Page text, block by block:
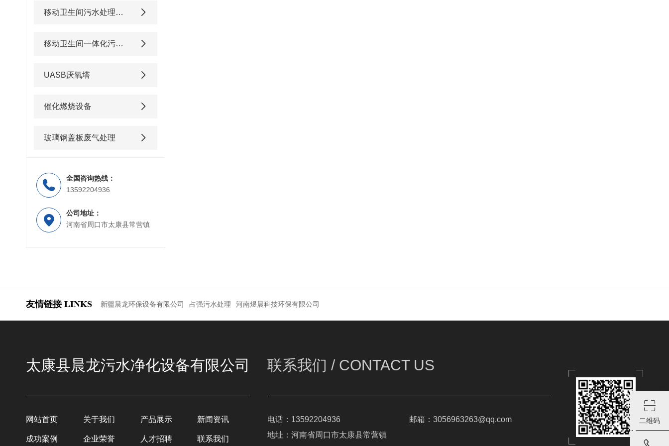
移动卫生间污水处理设备
移动卫生间一体化污水处理设备
UASB厌氧塔
催化燃烧设备
玻璃钢盖板废气处理
全国咨询热线：
13592204936
公司地址：
河南省周口市太康县常营镇
友情链接 LINKS 新疆晨龙环保设备有限公司 占强污水处理 河南煜晨科技环保有限公司
太康县晨龙污水净化设备有限公司
网站首页 关于我们 产品展示 新闻资讯
成功案例 企业荣誉 人才招聘 联系我们
联系我们 / CONTACT US
电话：13592204936
邮箱：3056963263@qq.com
地址：河南省周口市太康县常营镇
二维码